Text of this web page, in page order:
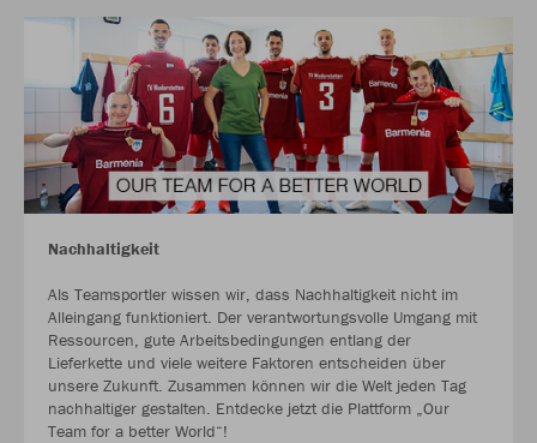
Nachhaltigkeit
Als Teamsportler wissen wir, dass Nachhaltigkeit nicht im
Alleingang funktioniert. Der verantwortungsvolle Umgang mit
Ressourcen, gute Arbeitsbedingungen entlang der
Lieferkette und viele weitere Faktoren entscheiden über
unsere Zukunft. Zusammen können wir die Welt jeden Tag
nachhaltiger gestalten. Entdecke jetzt die Plattform „Our
Team for a better World“!